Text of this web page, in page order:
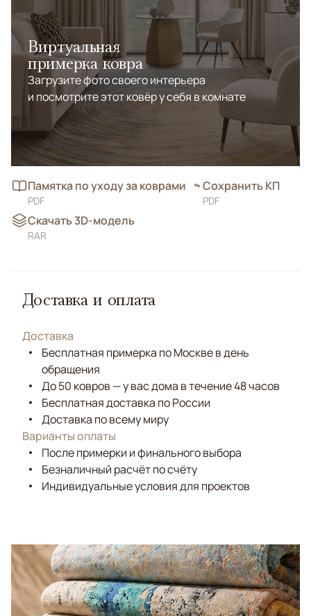
Виртуальная
примерка ковра
Загрузите фото своего интерьера
и посмотрите этот ковёр у себя в комнате
Памятка по уходу за коврами
PDF
Сохранить КП
PDF
Скачать 3D-модель
RAR
Доставка и оплата
Доставка
Бесплатная примерка по Москве в день
обращения
До 50 ковров — у вас дома в течение 48 часов
Бесплатная доставка по России
Доставка по всему миру
Варианты оплаты
После примерки и финального выбора
Безналичный расчёт по счёту
Индивидуальные условия для проектов